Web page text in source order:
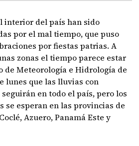
interior del país han sido
por el mal tiempo, que puso
por fiestas patrias. A
zonas el tiempo parece estar
de Meteorología e Hidrología de
lunes que las lluvias con
en todo el país, pero los
se esperan en las provincias de
Azuero, Panamá Este y